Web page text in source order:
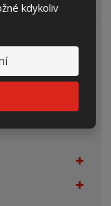
kdykoliv